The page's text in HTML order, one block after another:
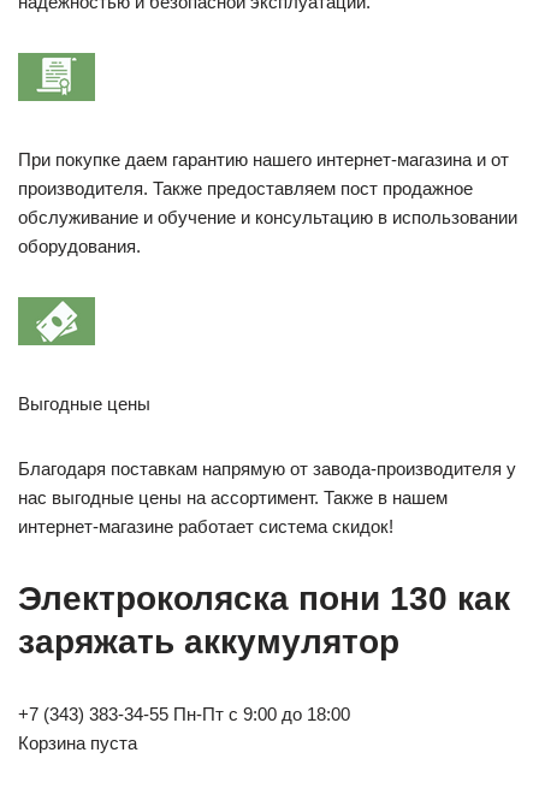
При покупке даем гарантию нашего интернет-магазина и от
производителя. Также предоставляем пост продажное
обслуживание и обучение и консультацию в использовании
оборудования.
Выгодные цены
Благодаря поставкам напрямую от завода-производителя у
нас выгодные цены на ассортимент. Также в нашем
интернет-магазине работает система скидок!
Электроколяска пони 130 как
заряжать аккумулятор
+7 (343) 383-34-55 Пн-Пт с 9:00 до 18:00
Корзина пуста